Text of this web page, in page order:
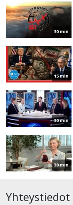
30 min
15 min
30 min
30 min
Yhteystiedot